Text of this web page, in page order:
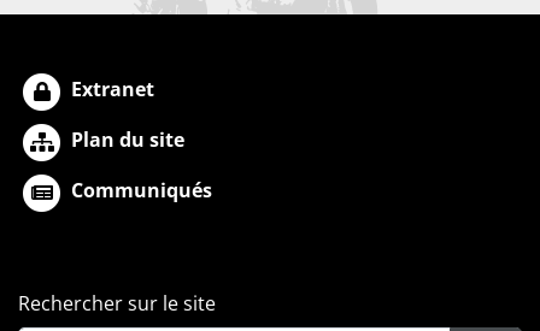
Extranet
Plan du site
Communiqués
Rechercher sur le site